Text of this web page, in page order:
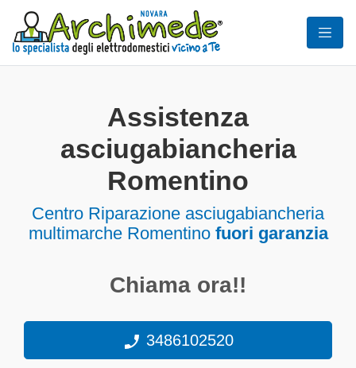
Assistenza
asciugabiancheria
Romentino
Centro Riparazione asciugabiancheria
multimarche Romentino fuori garanzia
Chiama ora!!
3486102520